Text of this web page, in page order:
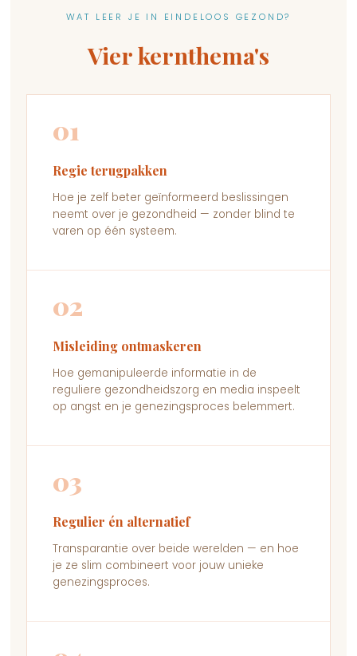
WAT LEER JE IN EINDELOOS GEZOND?
Vier kernthema's
01
Regie terugpakken
Hoe je zelf beter geïnformeerd beslissingen
neemt over je gezondheid — zonder blind te
varen op één systeem.
02
Misleiding ontmaskeren
Hoe gemanipuleerde informatie in de
reguliere gezondheidszorg en media inspeelt
op angst en je genezingsproces belemmert.
03
Regulier én alternatief
Transparantie over beide werelden — en hoe
je ze slim combineert voor jouw unieke
genezingsproces.